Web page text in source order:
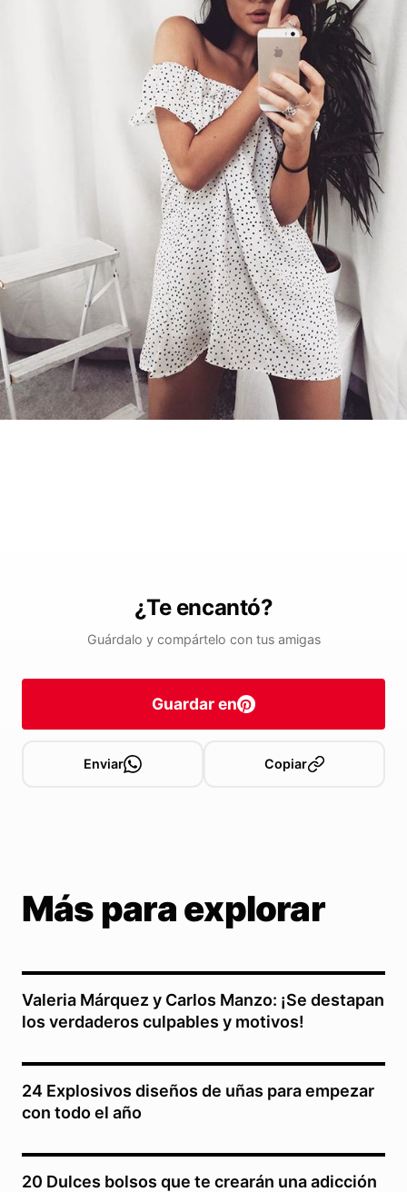
¿Te encantó?
Guárdalo y compártelo con tus amigas
Guardar en
Enviar Copiar
Más para explorar
Valeria Márquez y Carlos Manzo: ¡Se destapan
los verdaderos culpables y motivos!
24 Explosivos diseños de uñas para empezar
con todo el año
20 Dulces bolsos que te crearán una adicción